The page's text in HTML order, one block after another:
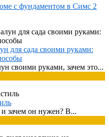
с фундаментом в Симс 2
для сада своими руками:
своими руками, зачем это...
и зачем он нужен? В...